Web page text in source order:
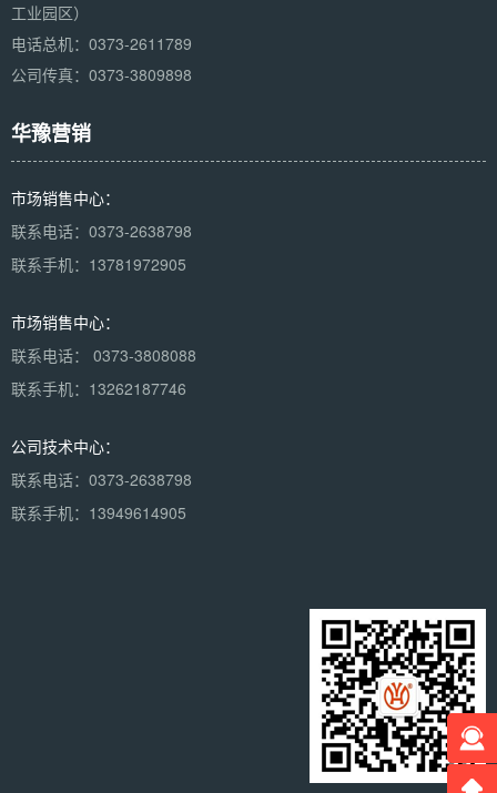
工业园区）
电话总机：0373-2611789
公司传真：0373-3809898
华豫营销
市场销售中心：
联系电话：0373-2638798
联系手机：13781972905
市场销售中心：
联系电话： 0373-3808088
联系手机：13262187746
公司技术中心：
联系电话：0373-2638798
联系手机：13949614905